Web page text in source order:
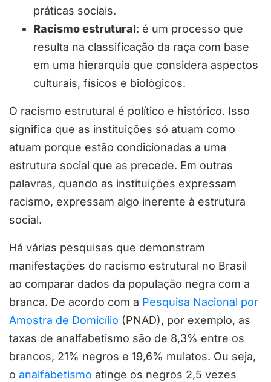
práticas sociais.
Racismo estrutural: é um processo que
resulta na classificação da raça com base
em uma hierarquia que considera aspectos
culturais, físicos e biológicos.
O racismo estrutural é político e histórico. Isso
significa que as instituições só atuam como
atuam porque estão condicionadas a uma
estrutura social que as precede. Em outras
palavras, quando as instituições expressam
racismo, expressam algo inerente à estrutura
social.
Há várias pesquisas que demonstram
manifestações do racismo estrutural no Brasil
ao comparar dados da população negra com a
branca. De acordo com a Pesquisa Nacional por
Amostra de Domicílio (PNAD), por exemplo, as
taxas de analfabetismo são de 8,3% entre os
brancos, 21% negros e 19,6% mulatos. Ou seja,
o analfabetismo atinge os negros 2,5 vezes